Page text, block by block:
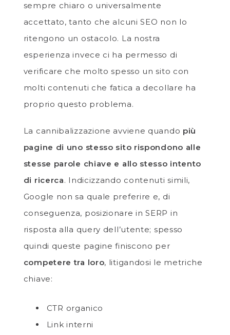
sempre chiaro o universalmente
accettato, tanto che alcuni SEO non lo
ritengono un ostacolo. La nostra
esperienza invece ci ha permesso di
verificare che molto spesso un sito con
molti contenuti che fatica a decollare ha
proprio questo problema.
La cannibalizzazione avviene quando più
pagine di uno stesso sito rispondono alle
stesse parole chiave e allo stesso intento
di ricerca. Indicizzando contenuti simili,
Google non sa quale preferire e, di
conseguenza, posizionare in SERP in
risposta alla query dell’utente; spesso
quindi queste pagine finiscono per
competere tra loro, litigandosi le metriche
chiave:
CTR organico
Link interni